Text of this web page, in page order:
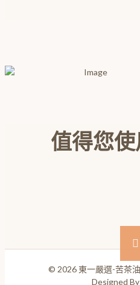
值得您
© 2026 東一嚴選-苦茶
Designed